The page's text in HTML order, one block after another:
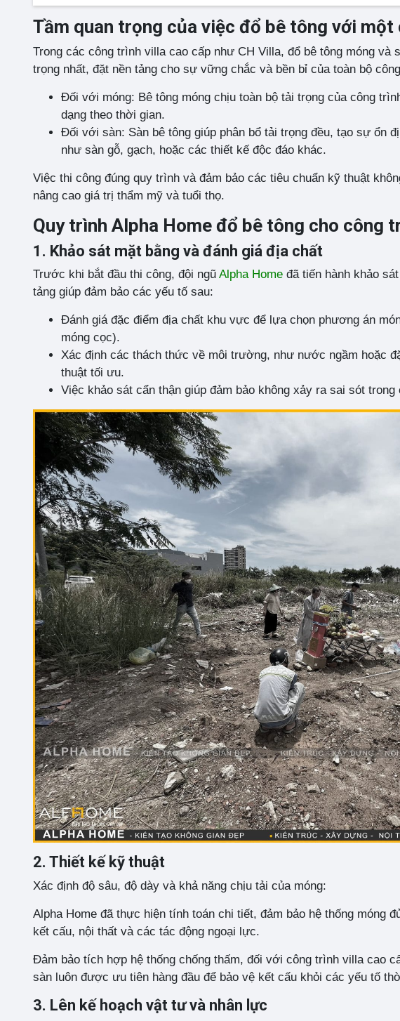
Tầm quan trọng của việc đổ bê tông với
Trong các công trình villa cao cấp như CH Villa, đổ bê tông móng và
trọng nhất, đặt nền tảng cho sự vững chắc và bền bỉ của toàn bộ
Đối với móng: Bê tông móng chịu toàn bộ tải trọng của công
dạng theo thời gian.
Đối với sàn: Sàn bê tông giúp phân bổ tải trọng đều, tạo sự ổn
như sàn gỗ, gạch, hoặc các thiết kế độc đáo khác.
Việc thi công đúng quy trình và đảm bảo các tiêu chuẩn kỹ thuật
nâng cao giá trị thẩm mỹ và tuổi thọ.
Quy trình Alpha Home đổ bê tông cho công
1. Khảo sát mặt bằng và đánh giá địa chất
Trước khi bắt đầu thi công, đội ngũ Alpha Home đã tiến hành khảo
tảng giúp đảm bảo các yếu tố sau:
Đánh giá đặc điểm địa chất khu vực để lựa chọn phương án
móng cọc).
Xác định các thách thức về môi trường, như nước ngầm hoặc
thuật tối ưu.
Việc khảo sát cẩn thận giúp đảm bảo không xảy ra sai sót trong
2. Thiết kế kỹ thuật
Xác định độ sâu, độ dày và khả năng chịu tải của móng:
Alpha Home đã thực hiện tính toán chi tiết, đảm bảo hệ thống móng
kết cấu, nội thất và các tác động ngoại lực.
Đảm bảo tích hợp hệ thống chống thấm, đối với công trình villa cao
sàn luôn được ưu tiên hàng đầu để bảo vệ kết cấu khỏi các yếu tố
3. Lên kế hoạch vật tư và nhân lực